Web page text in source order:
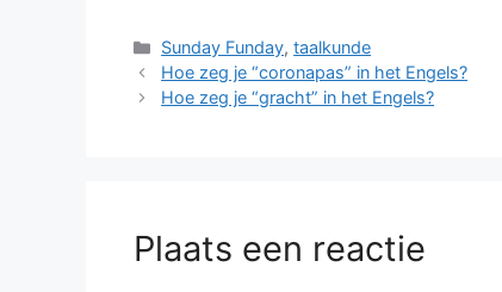
Categorieën
Sunday Funday,taalkunde
Hoe zeg je “coronapas” in het Engels?
Hoe zeg je “gracht” in het Engels?
Plaats een reactie